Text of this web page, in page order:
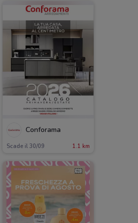
Conforama
Scade il 30/09 1.1 km